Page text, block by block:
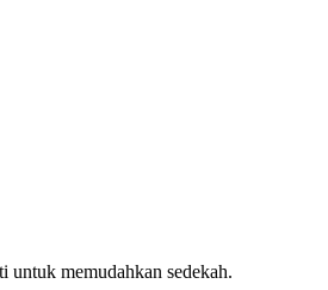
untuk memudahkan sedekah.